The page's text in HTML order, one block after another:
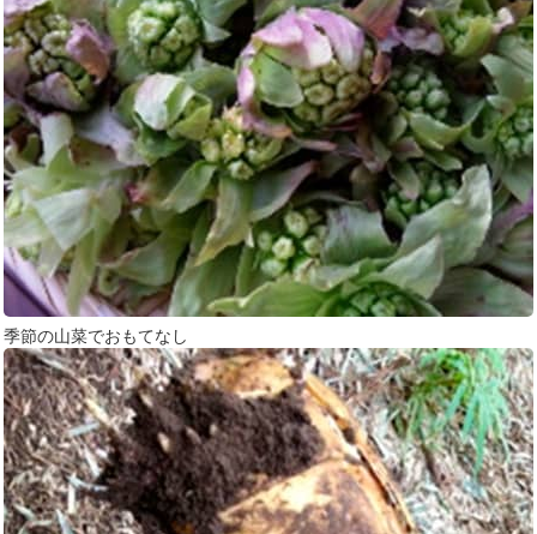
季節の山菜でおもてなし